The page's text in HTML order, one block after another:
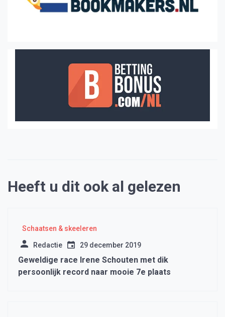
Heeft u dit ook al gelezen
Schaatsen & skeeleren
Redactie 29 december 2019
Geweldige race Irene Schouten met dik
persoonlijk record naar mooie 7e plaats